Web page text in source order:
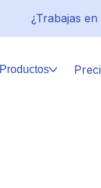
¿Trabajas en
Productos